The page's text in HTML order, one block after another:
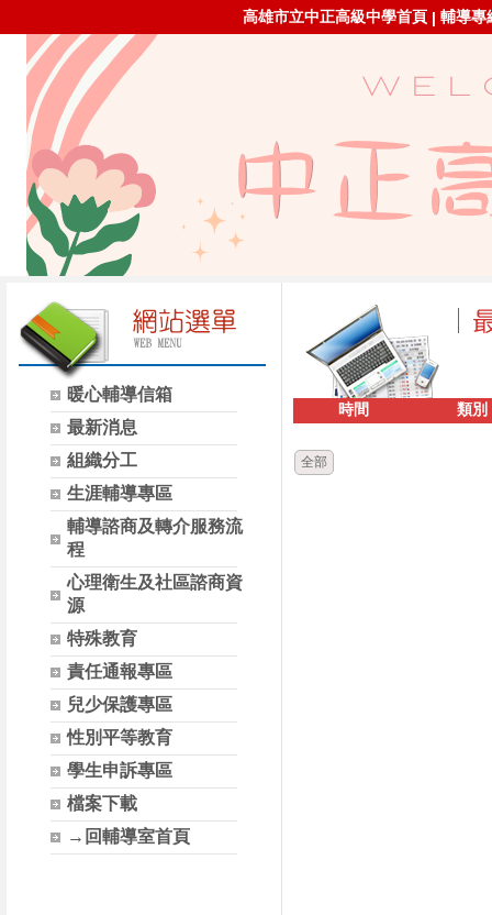
高雄市立中正高級中學首頁 | 輔導專
暖心輔導信箱
最新消息
組織分工
生涯輔導專區
輔導諮商及轉介服務流
程
心理衛生及社區諮商資
源
特殊教育
責任通報專區
兒少保護專區
性別平等教育
學生申訴專區
檔案下載
→回輔導室首頁
時間 類別
全部